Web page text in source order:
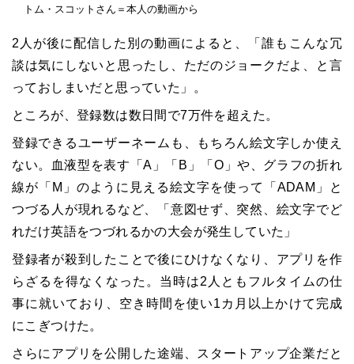
トム・スコットさん＝本人の動画から
2人が後に配信した別の動画によると、「誰もこんな冗
談は気にしないと思ったし、ただのジョークだよ、と言
っておしまいだと思っていた」。
ところが、登録数は数日間で7万件を超えた。
登録できるユーザーネームも、もちろん絵文字しか使え
ない。血液型を表す「A」「B」「O」や、グラフの折れ
線が「M」のように見える絵文字を使って「ADAM」と
つづる人が現れるなど、「意図せず、突然、絵文字でど
れだけ英語をつづれるかの大会が発生していた」
登録者が殺到したことで後にひけなくなり、アプリを作
らざるを得なくなった。当時は2人ともフルタイムの仕
事に就いており、空き時間を使い1カ月以上かけて完成
にこぎつけた。
さらにアプリを公開した途端、スタートアップ企業だと